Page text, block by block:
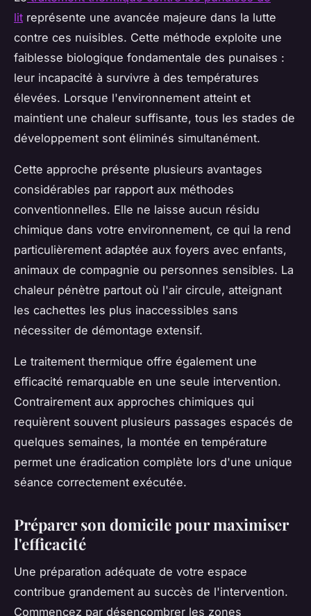
lit représente une avancée majeure dans la lutte
contre ces nuisibles. Cette méthode exploite une
faiblesse biologique fondamentale des punaises :
leur incapacité à survivre à des températures
élevées. Lorsque l'environnement atteint et
maintient une chaleur suffisante, tous les stades de
développement sont éliminés simultanément.
Cette approche présente plusieurs avantages
considérables par rapport aux méthodes
conventionnelles. Elle ne laisse aucun résidu
chimique dans votre environnement, ce qui la rend
particulièrement adaptée aux foyers avec enfants,
animaux de compagnie ou personnes sensibles. La
chaleur pénètre partout où l'air circule, atteignant
les cachettes les plus inaccessibles sans
nécessiter de démontage extensif.
Le traitement thermique offre également une
efficacité remarquable en une seule intervention.
Contrairement aux approches chimiques qui
requièrent souvent plusieurs passages espacés de
quelques semaines, la montée en température
permet une éradication complète lors d'une unique
séance correctement exécutée.
Préparer son domicile pour maximiser
l'efficacité
Une préparation adéquate de votre espace
contribue grandement au succès de l'intervention.
Commencez par désencombrer les zones